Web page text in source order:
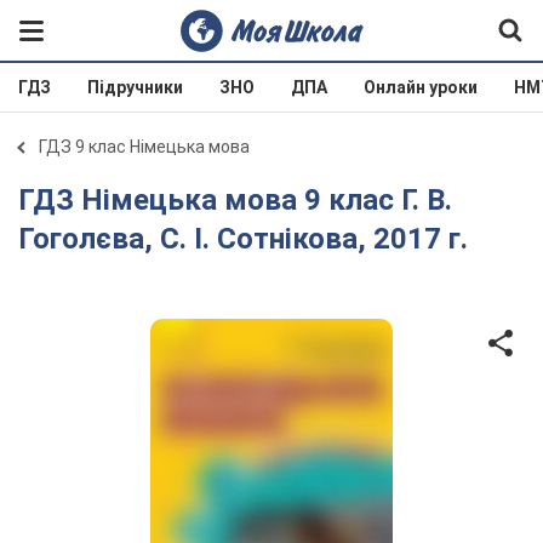
ГДЗ Підручники ЗНО ДПА Онлайн уроки
ГДЗ 9 клас Німецька мова
ГДЗ Німецька мова 9 клас Г. В.
Гоголєва, С. І. Сотнікова, 2017 г.